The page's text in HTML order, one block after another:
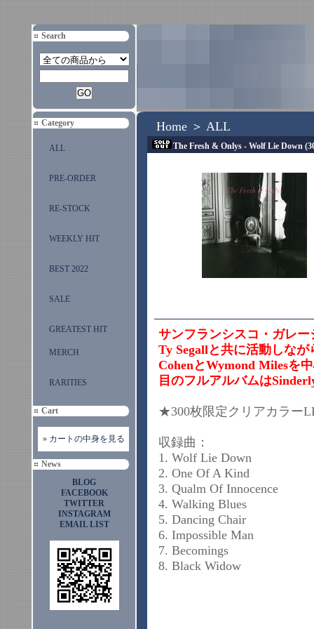
Search
Category
ALL
PRE-ORDER
RE-STOCK
WEEKLY HIT
BEST 2022
SALE
GREATEST HIT
MERCH
RARITIES
Cart
» カートの中身を見る
News
BLOG
FACEBOOK
TWITTER
INSTAGRAM
EMAIL LIST
Home ＞ ALL
The Fresh & Onlys - Wolf Lie Down
サンフランシスコ・ガレー
Ty Segallと共に活動しな
CohenとWymond Milesを
目のフルアルバムは
★300枚限定クリアカラー
収録曲：
1. Wolf Lie Down
2. One Of A Kind
3. Qualm Of Innocence
4. Walking Blues
5. Dancing Chair
6. Impossible Man
7. Becomings
8. Black Widow